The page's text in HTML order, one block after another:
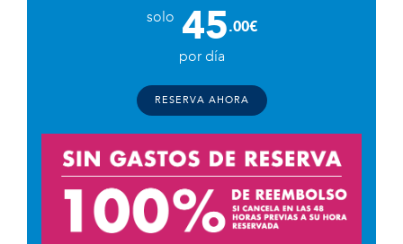
solo 45.00€
por día
RESERVA AHORA